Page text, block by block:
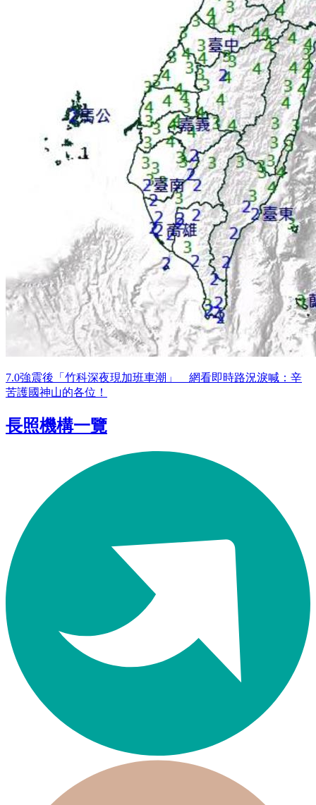
7.0強震後「竹科深夜現加班車潮」 網看即時路況淚喊：辛
苦護國神山的各位！
長照機構一覽